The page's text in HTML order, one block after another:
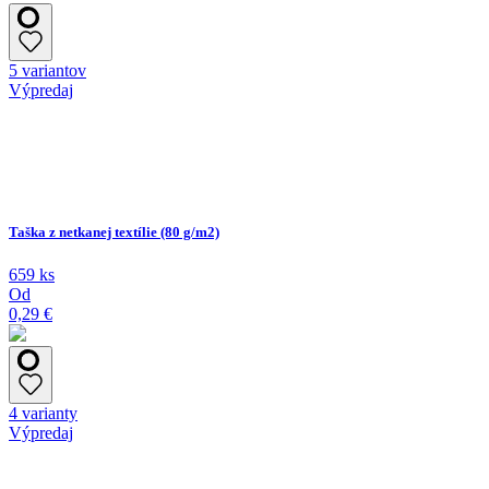
5 variantov
Výpredaj
Taška z netkanej textílie (80 g/m2)
659 ks
Od
0,29 €
4 varianty
Výpredaj